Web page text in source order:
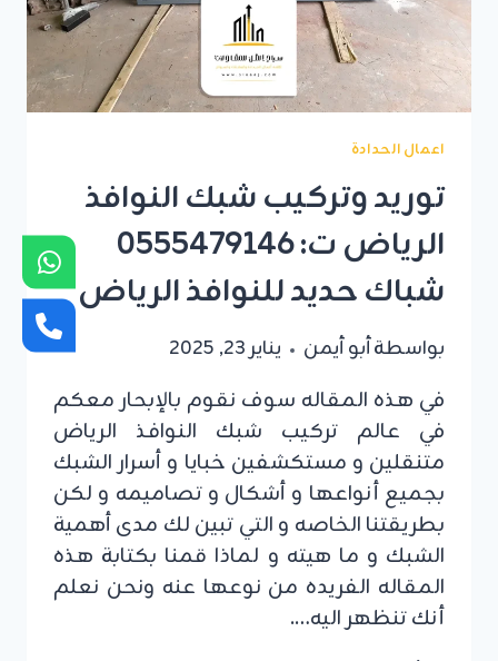
اعمال الحدادة
توريد وتركيب شبك النوافذ
الرياض ت: 0555479146
شباك حديد للنوافذ الرياض
بواسطةأبو أيمن يناير 23, 2025
في هذه المقاله سوف نقوم بالإبحار معكم
في عالم تركيب شبك النوافذ الرياض
متنقلين و مستكشفين خبايا و أسرار الشبك
بجميع أنواعها و أشكال و تصاميمه و لكن
بطريقتنا الخاصه و التي تبين لك مدى أهمية
الشبك و ما هيته و لماذا قمنا بكتابة هذه
المقاله الفريده من نوعها عنه ونحن نعلم
أنك تنظهر اليه….